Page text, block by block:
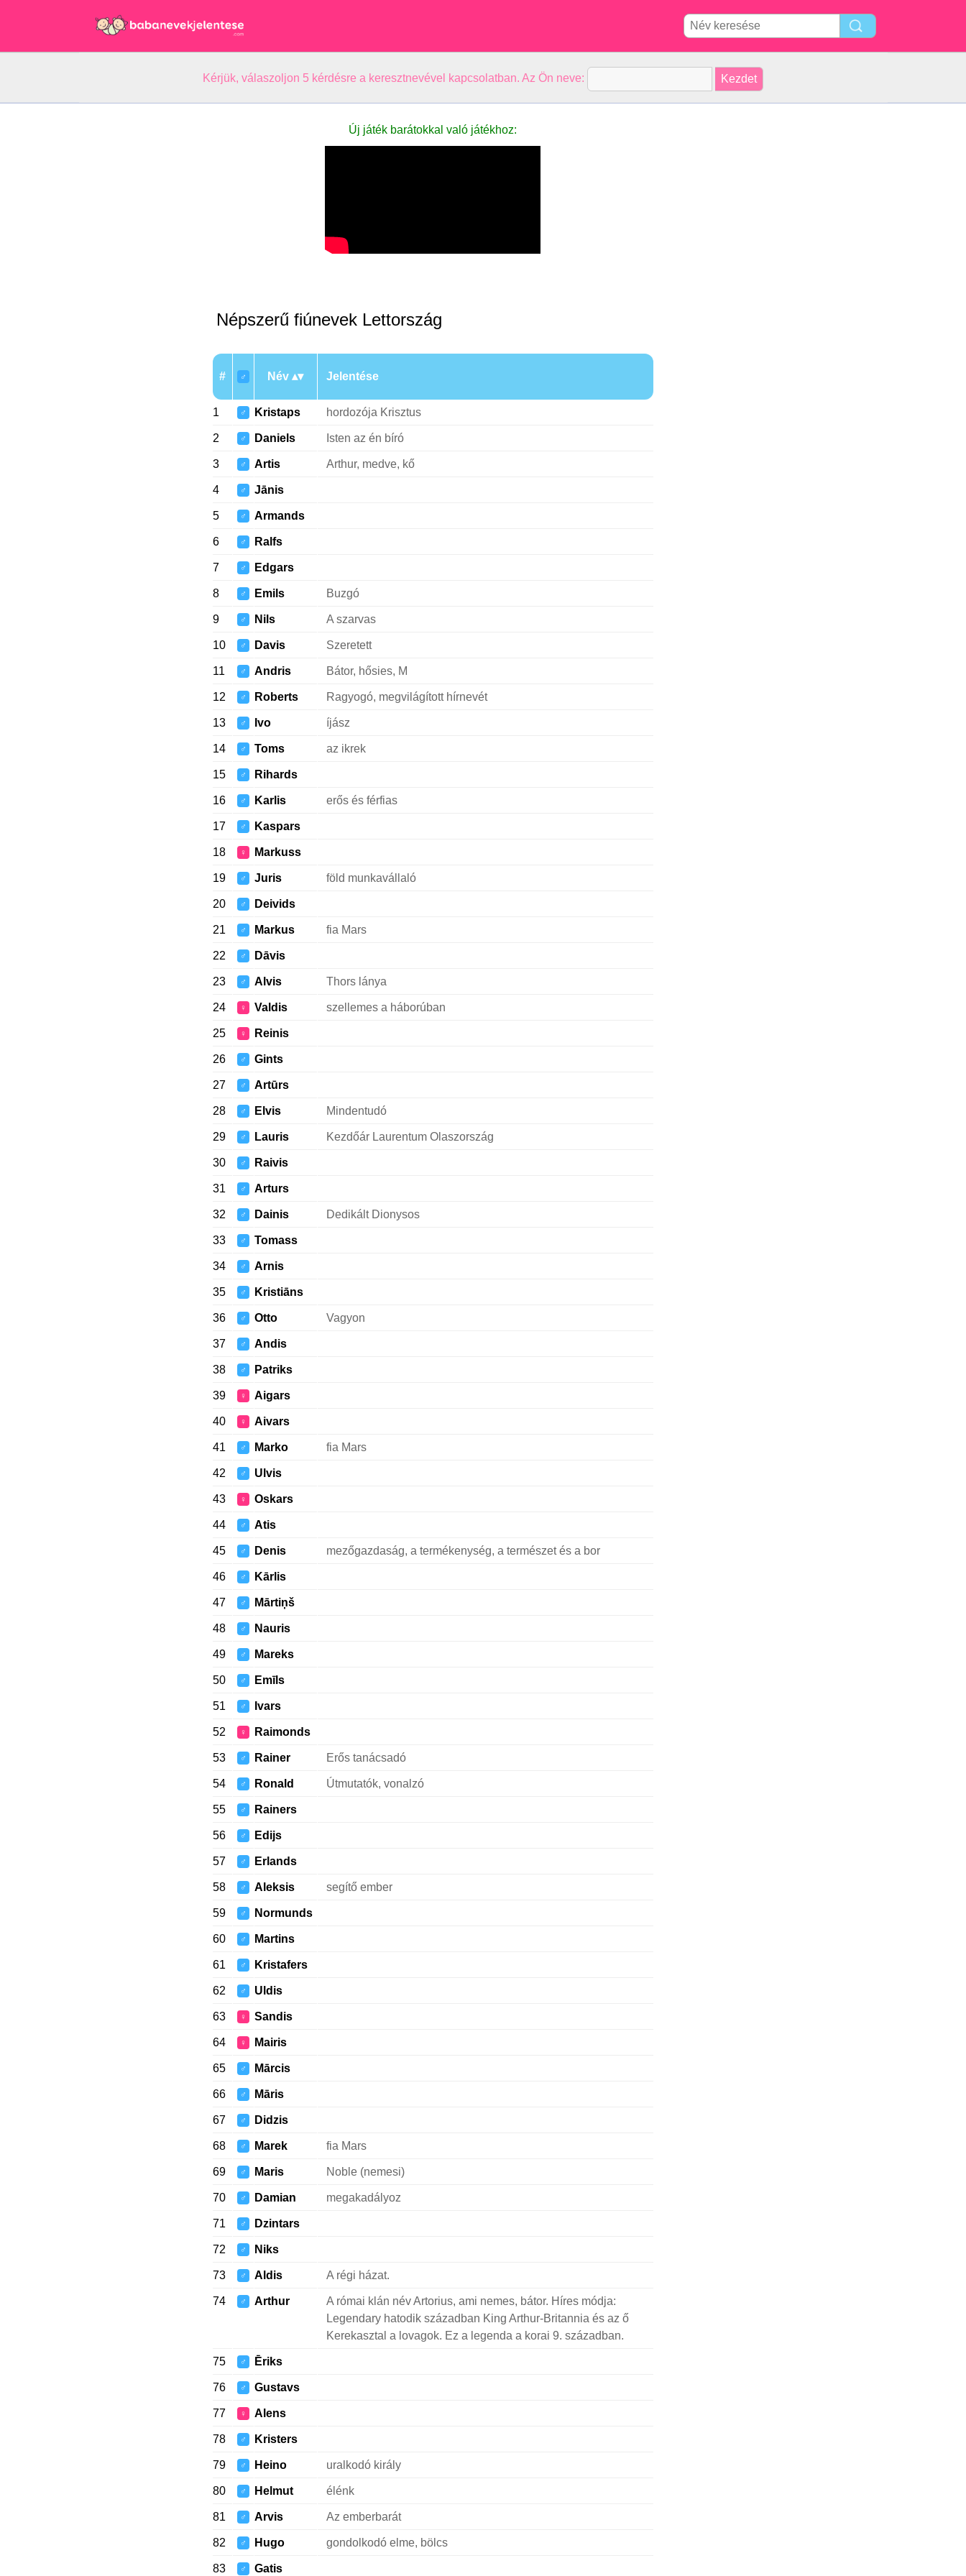
Kérjük, válaszoljon 5 kérdésre a keresztnevével kapcsolatban. Az Ön neve:
Új játék barátokkal való játékhoz:
Népszerű fiúnevek Lettország
# ♂ Név Jelentése
1 ♂ Kristaps hordozója Krisztus
2 ♂ Daniels Isten az én bíró
3 ♂ Artis Arthur, medve, kő
4 ♂ Jānis
5 ♂ Armands
6 ♂ Ralfs
7 ♂ Edgars
8 ♂ Emils Buzgó
9 ♂ Nils A szarvas
10 ♂ Davis Szeretett
11 ♂ Andris Bátor, hősies, M
12 ♂ Roberts Ragyogó, megvilágított hírnevét
13 ♂ Ivo íjász
14 ♂ Toms az ikrek
15 ♂ Rihards
16 ♂ Karlis erős és férfias
17 ♂ Kaspars
18 ♀ Markuss
19 ♂ Juris föld munkavállaló
20 ♂ Deivids
21 ♂ Markus fia Mars
22 ♂ Dāvis
23 ♂ Alvis Thors lánya
24 ♀ Valdis szellemes a háborúban
25 ♀ Reinis
26 ♂ Gints
27 ♂ Artūrs
28 ♂ Elvis Mindentudó
29 ♂ Lauris Kezdőár Laurentum Olaszország
30 ♂ Raivis
31 ♂ Arturs
32 ♂ Dainis Dedikált Dionysos
33 ♂ Tomass
34 ♂ Arnis
35 ♂ Kristiāns
36 ♂ Otto Vagyon
37 ♂ Andis
38 ♂ Patriks
39 ♀ Aigars
40 ♀ Aivars
41 ♂ Marko fia Mars
42 ♂ Ulvis
43 ♀ Oskars
44 ♂ Atis
45 ♂ Denis mezőgazdaság, a termékenység, a természet és a bor
46 ♂ Kārlis
47 ♂ Mārtiņš
48 ♂ Nauris
49 ♂ Mareks
50 ♂ Emīls
51 ♂ Ivars
52 ♀ Raimonds
53 ♂ Rainer Erős tanácsadó
54 ♂ Ronald Útmutatók, vonalzó
55 ♂ Rainers
56 ♂ Edijs
57 ♂ Erlands
58 ♂ Aleksis segítő ember
59 ♂ Normunds
60 ♂ Martins
61 ♂ Kristafers
62 ♂ Uldis
63 ♀ Sandis
64 ♀ Mairis
65 ♂ Mārcis
66 ♂ Māris
67 ♂ Didzis
68 ♂ Marek fia Mars
69 ♂ Maris Noble (nemesi)
70 ♂ Damian megakadályoz
71 ♂ Dzintars
72 ♂ Niks
73 ♂ Aldis A régi házat.
74 ♂ Arthur
A római klán név Artorius, ami nemes, bátor. Híres módja:
Legendary hatodik században King Arthur-Britannia és az ő
Kerekasztal a lovagok. Ez a legenda a korai 9. században.
75 ♂ Ēriks
76 ♂ Gustavs
77 ♀ Alens
78 ♂ Kristers
79 ♂ Heino uralkodó király
80 ♂ Helmut élénk
81 ♂ Arvis Az emberbarát
82 ♂ Hugo gondolkodó elme, bölcs
83 ♂ Gatis